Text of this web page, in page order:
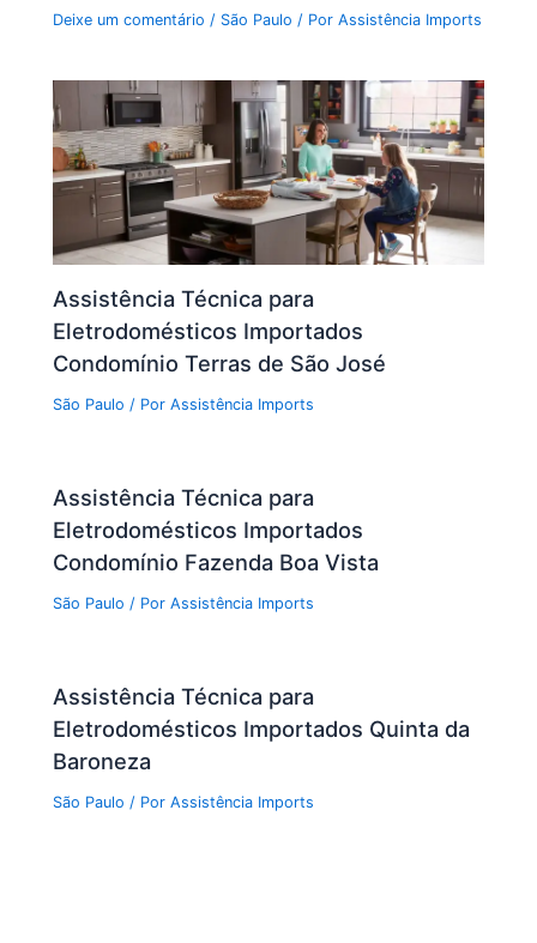
Deixe um comentário / São Paulo / PorAssistência Imports
Assistência Técnica para
Eletrodomésticos Importados
Condomínio Terras de São José
São Paulo / PorAssistência Imports
Assistência Técnica para
Eletrodomésticos Importados
Condomínio Fazenda Boa Vista
São Paulo / PorAssistência Imports
Assistência Técnica para
Eletrodomésticos Importados Quinta da
Baroneza
São Paulo / PorAssistência Imports